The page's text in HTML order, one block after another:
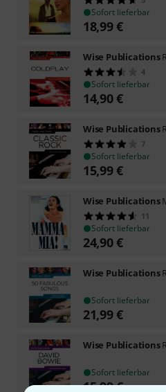
Sofort lieferbar
18,99€
Wise Publications
4
Sofort lieferbar
14,90€
Wise Publications
7
Sofort lieferbar
15,99€
Wise Publications
11
Sofort lieferbar
24,90€
Wise Publications
Sofort lieferbar
21,99€
Wise Publications
Sofort lieferbar
15,99€